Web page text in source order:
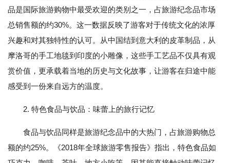
品是国际旅游购物中最受欢迎的类别之一，占旅游纪念品市场
总销售额的约30%。这一数据反映了游客对于传统文化的浓厚
兴趣和对其独特性的认可。从中国结到意大利的皮革制品，从
摩洛哥的手工地毯到印度的小雕像，这些手工艺品不仅具有观
赏价值，更承载着当地的历史与文化故事，让游客在归途中能
感受到一份来自远方的温度。
2. 特色食品与饮品：味蕾上的旅行记忆
食品与饮品同样是旅游纪念品中的大热门，占旅游购物总
额的约25%。《2018年全球旅游零售报告》指出，特色食品如